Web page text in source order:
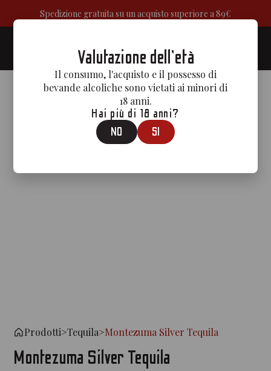
Spedizione gratuita su un acquisto superiore a 89€
Valutazione dell'età
Il consumo, l'acquisto e il possesso di
bevande alcoliche sono vietati ai minori di
18 anni.
Hai più di 18 anni?
NO
SI
Prodotti>Tequila>Montezuma Silver Tequila
Montezuma Silver Tequila